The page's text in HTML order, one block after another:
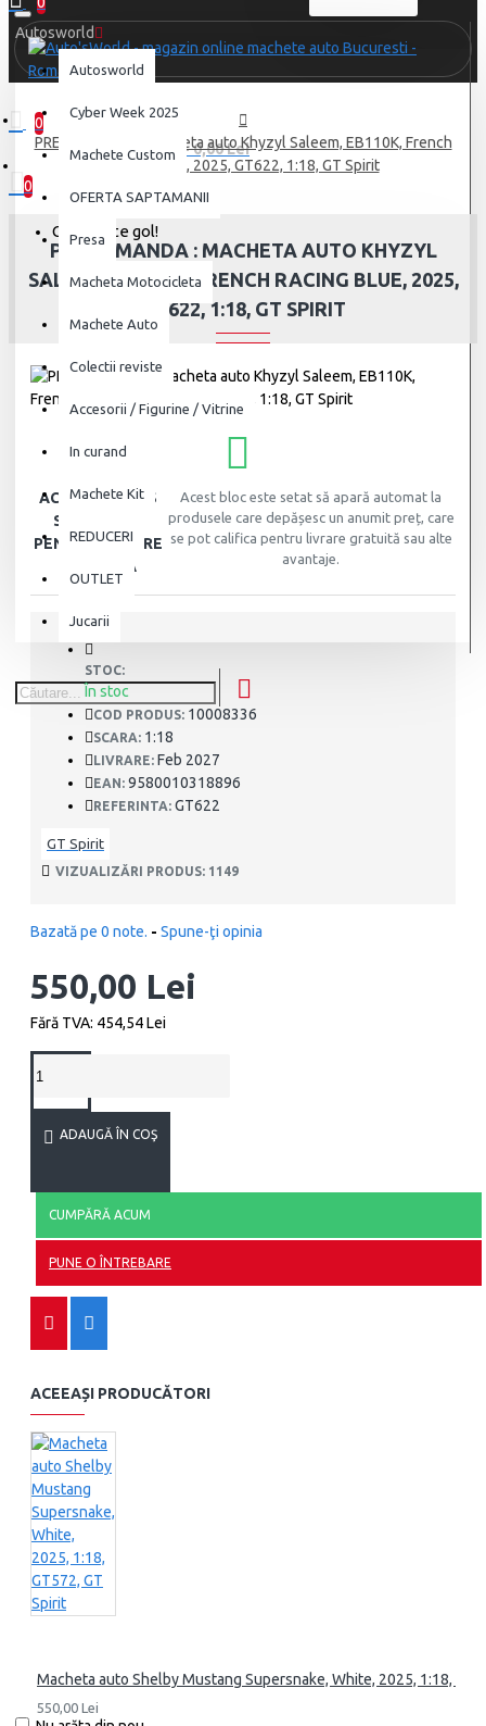
0
0 produs(e) - 0,00 Lei
0
Coșul este gol!
Autosworld
Autosworld
Cyber Week 2025
Machete Custom
OFERTA SAPTAMANII
Presa
Macheta Motocicleta
Machete Auto
Colectii reviste
Accesorii / Figurine / Vitrine
In curand
Machete Kit
REDUCERI
OUTLET
Jucarii
PRECOMANDA : Macheta auto Khyzyl Saleem, EB110K, French
Racing Blue, 2025, GT622, 1:18, GT Spirit
PRECOMANDA : MACHETA AUTO KHYZYL
SALEEM, EB110K, FRENCH RACING BLUE, 2025,
GT622, 1:18, GT SPIRIT
ACEST PRODUS
SE CALIFICA
PENTRU LIVRARE
GRATUITA
Acest bloc este setat să apară automat la
produsele care depășesc un anumit preț, care
se pot califica pentru livrare gratuită sau alte
avantaje.
STOC:
În stoc
COD PRODUS: 10008336
SCARA: 1:18
LIVRARE: Feb 2027
EAN: 9580010318896
REFERINTA: GT622
GT Spirit
VIZUALIZĂRI PRODUS: 1149
Bazată pe 0 note. - Spune-ţi opinia
550,00 Lei
Fără TVA: 454,54 Lei
ADAUGĂ ÎN COŞ
CUMPĂRĂ ACUM
PUNE O ÎNTREBARE
ACEEAȘI PRODUCĂTORI
Macheta auto Shelby Mustang Supersnake, White, 2025, 1:18,
550,00 Lei